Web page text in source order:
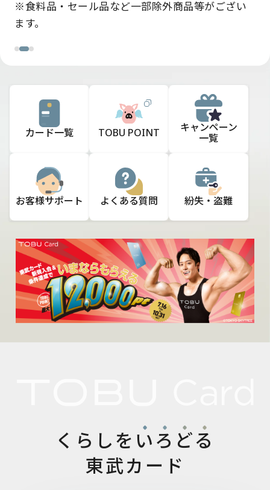
※条件達成に応じて付与ポイントを加算。最大で
12,000ptプレゼント。
※食料品・セール品など一部除外商品等がござい
ます。
毎日の通勤・通学がさらにおトクに。
カード一覧 TOBU POINT
キャンペーン
一覧
お客様サポート よくある質問 紛失・盗難
くらしを いろ どる
東武カード